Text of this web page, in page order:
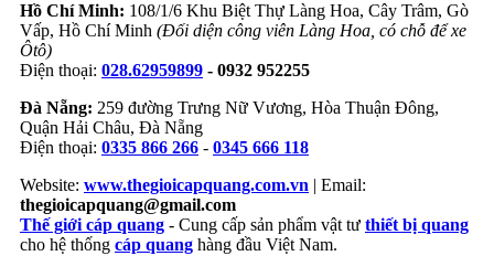
Hồ Chí Minh: 108/1/6 Khu Biệt Thự Làng Hoa, Cây Trâm, Gò
Vấp, Hồ Chí Minh (Đối diện công viên Làng Hoa, có chỗ để xe
Ôtô)
Điện thoại: 028.62959899 - 0932 952255
Đà Nẵng: 259 đường Trưng Nữ Vương, Hòa Thuận Đông,
Quận Hải Châu, Đà Nẵng
Điện thoại: 0335 866 266 - 0345 666 118
Website: www.thegioicapquang.com.vn | Email:
thegioicapquang@gmail.com
Thế giới cáp quang - Cung cấp sản phẩm vật tư thiết bị quang
cho hệ thống cáp quang hàng đầu Việt Nam.